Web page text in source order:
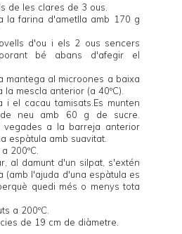
de les clares de 3 ous.
la farina d'ametlla amb 170 g
d'ou i els 2 ous sencers
bé abans d'afegir el
mantega al microones a baixa
mescla anterior (a 40ºC).
i el cacau tamisats.Es munten
neu amb 60 g de sucre.
vegades a la barreja anterior
espàtula amb suavitat.
200ºC.
al damunt d'un silpat, s'extén
(amb l'ajuda d'una espàtula es
quedi més o menys tota
a 200ºC.
de 19 cm de diàmetre.